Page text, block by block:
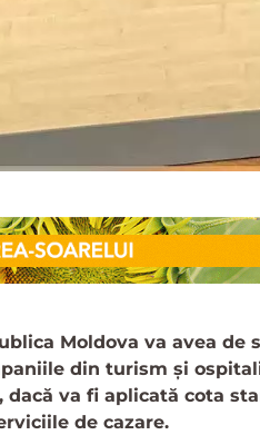
Moldova va avea
din turism și
va fi aplicată cota
de cazare.